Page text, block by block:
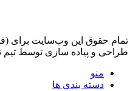
تمام حقوق اين وب‌سايت برای
طراحی و پیاده سازی توسط تیم
منو
دسته بندی ها